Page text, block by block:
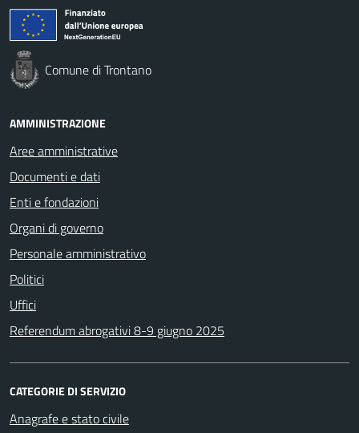
Comune di Trontano
AMMINISTRAZIONE
Aree amministrative
Documenti e dati
Enti e fondazioni
Organi di governo
Personale amministrativo
Politici
Uffici
Referendum abrogativi 8-9 giugno 2025
CATEGORIE DI SERVIZIO
Anagrafe e stato civile